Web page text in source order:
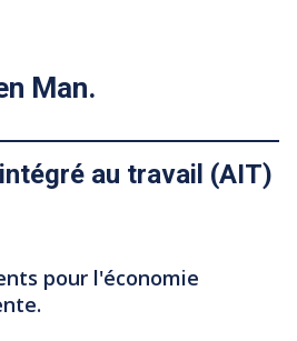
Man.
au travail (AIT)
pour l'économie